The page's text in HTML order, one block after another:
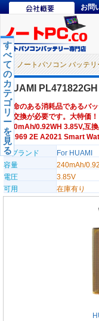
お問
ノートパソコン バッテリ
す
べ
て
の
カ
テ
ゴ
リ
ー
を
見
る
HUAMI
寿命のある消耗品であるバ
ー交換が必要です。大特価
240mAh/0.92WH 3.85V,互
A1969 2E A2021 Smart
のブランド
For HUAMI
容量
240mAh/
電圧
3.85V
可用
在庫有り